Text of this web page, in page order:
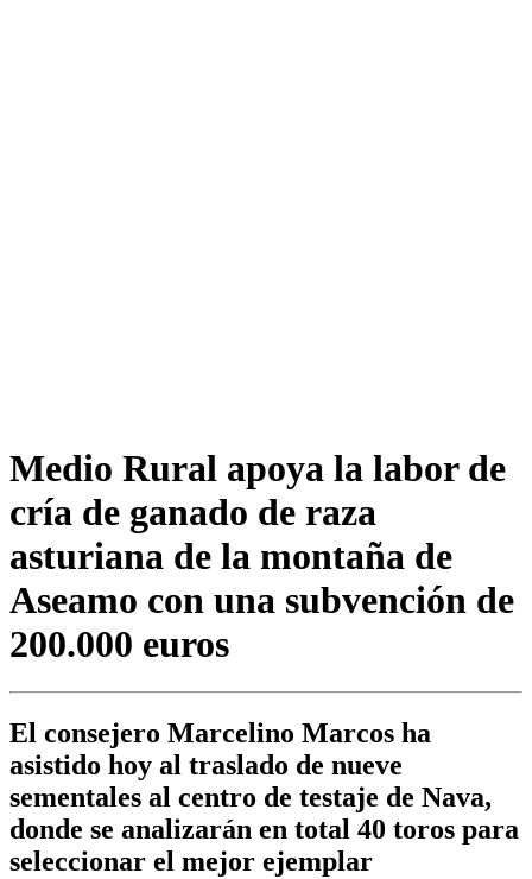
Medio Rural apoya la labor de
cría de ganado de raza
asturiana de la montaña de
Aseamo con una subvención de
200.000 euros
El consejero Marcelino Marcos ha
asistido hoy al traslado de nueve
sementales al centro de testaje de Nava,
donde se analizarán en total 40 toros para
seleccionar el mejor ejemplar